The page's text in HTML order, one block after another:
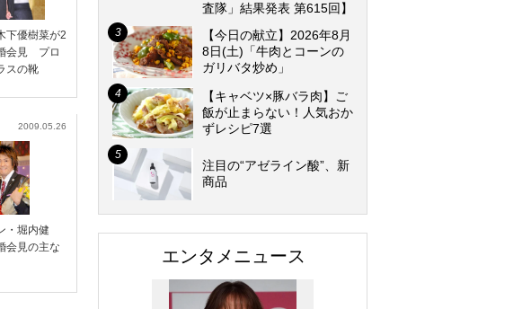
下優樹菜が2
会見 プロ
スの靴
2009.05.26
・堀内健
会見の主な
査隊」結果発表 第615回】
【今日の献立】2026年8月
8日(土)「牛肉とコーンの
ガリバタ炒め」
【キャベツ×豚バラ肉】ご
飯が止まらない！人気おか
ずレシピ7選
注目の“アゼライン酸”、新
商品
エンタメニュース